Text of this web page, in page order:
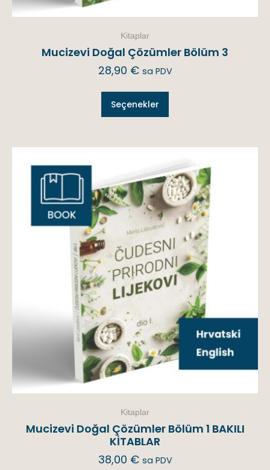
Kitaplar
Mucizevi Doğal Çözümler Bölüm 3
28,90 € sa PDV
Seçenekler
Kitaplar
Mucizevi Doğal Çözümler Bölüm 1 BAKILI
KİTABLAR
38,00 € sa PDV